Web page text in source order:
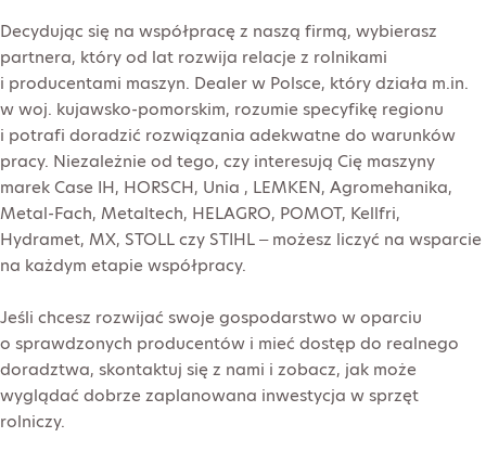
Decydując się na współpracę z naszą firmą, wybierasz
partnera, który od lat rozwija relacje z rolnikami
i producentami maszyn. Dealer w Polsce, który działa m.in.
w woj. kujawsko-pomorskim, rozumie specyfikę regionu
i potrafi doradzić rozwiązania adekwatne do warunków
pracy. Niezależnie od tego, czy interesują Cię maszyny
marek Case IH, HORSCH, Unia , LEMKEN, Agromehanika,
Metal-Fach, Metaltech, HELAGRO, POMOT, Kellfri,
Hydramet, MX, STOLL czy STIHL – możesz liczyć na wsparcie
na każdym etapie współpracy.
Jeśli chcesz rozwijać swoje gospodarstwo w oparciu
o sprawdzonych producentów i mieć dostęp do realnego
doradztwa, skontaktuj się z nami i zobacz, jak może
wyglądać dobrze zaplanowana inwestycja w sprzęt
rolniczy.